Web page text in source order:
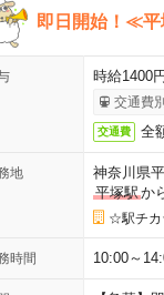
即日開始！≪平
時給1400
交通費
交通費 全
地
神奈川県
平塚駅か
☆駅チ
時間 10:00～